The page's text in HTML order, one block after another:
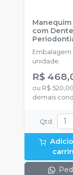
com
PRONEW
Embalagem
unidade.
R$
ou R$ 520,00
demais
Qtd :